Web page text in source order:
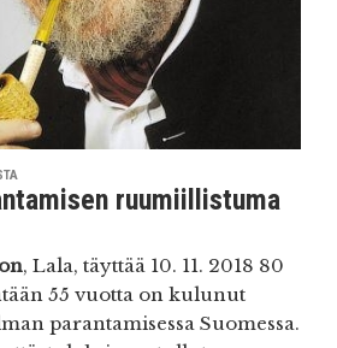
ruumiillistuma
, Lala, täyttää 10. 11. 2018 80
55 vuotta on kulunut
parantamisessa Suomessa.